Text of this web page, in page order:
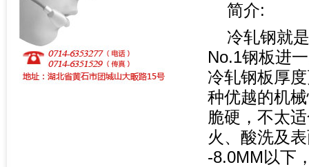
简介:
冷轧钢就
No.1钢板进
冷轧钢板厚
种优越的机
脆硬，不太
火、酸洗及
-8.0MM以下